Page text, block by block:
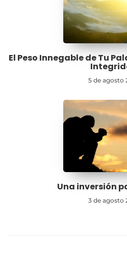
El Peso Innegable de Tu
5 de agosto
Una inversión
3 de agosto